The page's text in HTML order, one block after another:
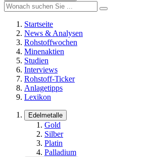
Startseite
News & Analysen
Rohstoffwochen
Minenaktien
Studien
Interviews
Rohstoff-Ticker
Anlagetipps
Lexikon
Edelmetalle
Gold
Silber
Platin
Palladium